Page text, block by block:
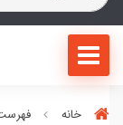
خانه